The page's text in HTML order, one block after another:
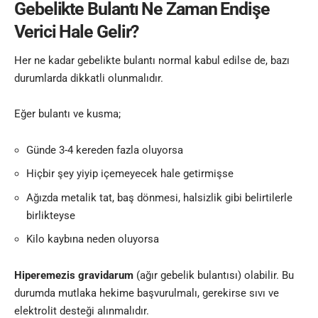
Gebelikte Bulantı Ne Zaman Endişe
Verici Hale Gelir?
Her ne kadar gebelikte bulantı normal kabul edilse de, bazı
durumlarda dikkatli olunmalıdır.
Eğer bulantı ve kusma;
Günde 3-4 kereden fazla oluyorsa
Hiçbir şey yiyip içemeyecek hale getirmişse
Ağızda metalik tat, baş dönmesi, halsizlik gibi belirtilerle
birlikteyse
Kilo kaybına neden oluyorsa
Hiperemezis gravidarum (ağır gebelik bulantısı) olabilir. Bu
durumda mutlaka hekime başvurulmalı, gerekirse sıvı ve
elektrolit desteği alınmalıdır.